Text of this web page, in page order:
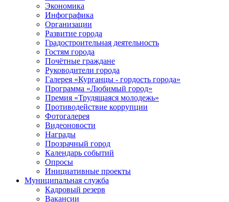
Экономика
Инфографика
Организации
Развитие города
Градостроительная деятельность
Гостям города
Почётные граждане
Руководители города
Галерея «Курганцы - гордость города»
Программа «Любимый город»
Премия «Трудящаяся молодежь»
Противодействие коррупции
Фотогалерея
Видеоновости
Награды
Прозрачный город
Календарь событий
Опросы
Инициативные проекты
Муниципальная служба
Кадровый резерв
Вакансии